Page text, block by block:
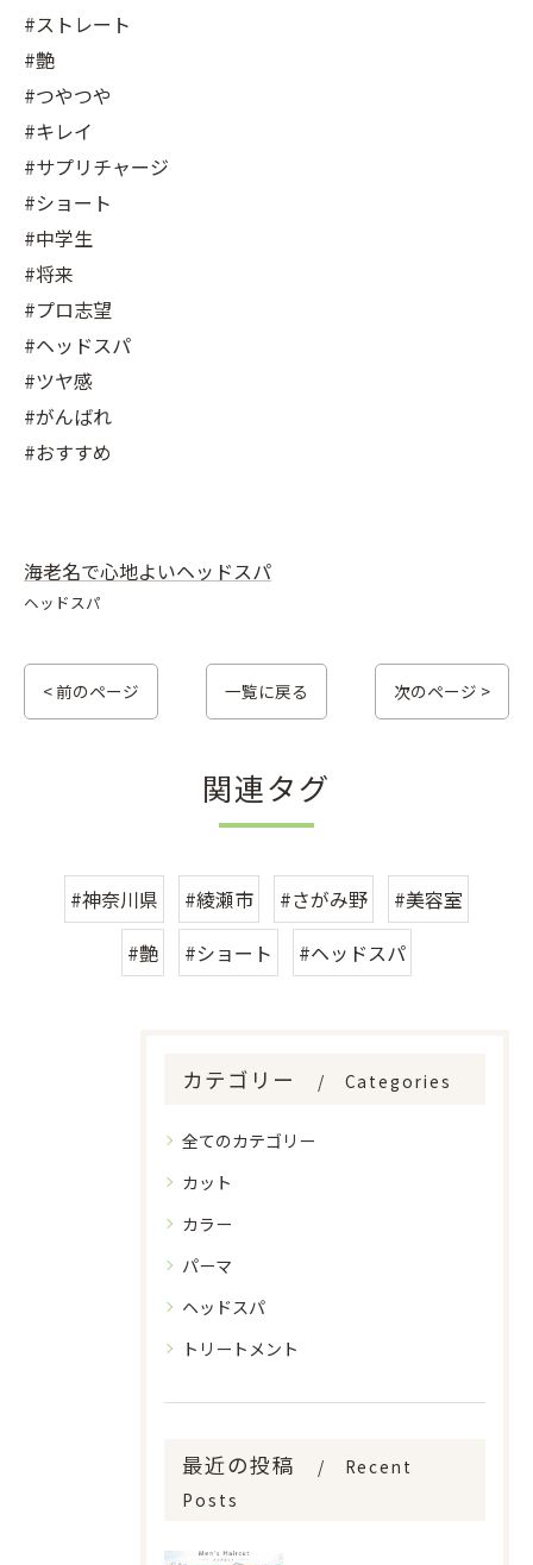
#ストレート
#艶
#つやつや
#キレイ
#サプリチャージ
#ショート
#中学生
#将来
#プロ志望
#ヘッドスパ
#ツヤ感
#がんばれ
#おすすめ
海老名で心地よいヘッドスパ
ヘッドスパ
< 前のページ 一覧に戻る 次のページ >
関連タグ
#神奈川県 #綾瀬市 #さがみ野
#美容室
#艶
#ショート #ヘッドスパ
カテゴリー Categories
全てのカテゴリー
カット
カラー
パーマ
ヘッドスパ
トリートメント
最近の投稿
Recent
Posts